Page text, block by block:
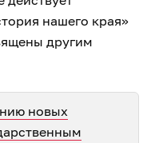
нашего края»
другим
новых